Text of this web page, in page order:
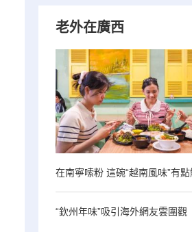
老外在廣西
在南寧嗦粉 這碗“越南風味”有點
“欽州年味”吸引海外網友雲圍觀